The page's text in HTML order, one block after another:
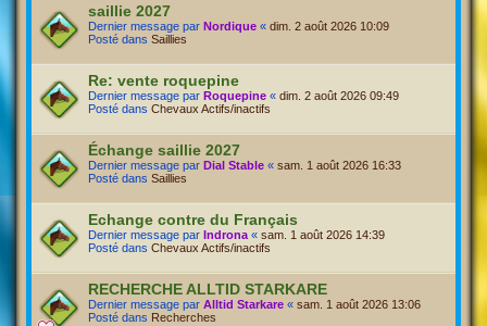
saillie 2027
Dernier message par Nordique « dim. 2 août 2026 10:09
Posté dans Saillies
Re: vente roquepine
Dernier message par Roquepine « dim. 2 août 2026 09:49
Posté dans Chevaux Actifs/inactifs
Échange saillie 2027
Dernier message par Dial Stable « sam. 1 août 2026 16:33
Posté dans Saillies
Echange contre du Français
Dernier message par Indrona « sam. 1 août 2026 14:39
Posté dans Chevaux Actifs/inactifs
RECHERCHE ALLTID STARKARE
Dernier message par Alltid Starkare « sam. 1 août 2026 13:06
Posté dans Recherches